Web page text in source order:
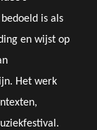
is als
en wijst op
Het werk